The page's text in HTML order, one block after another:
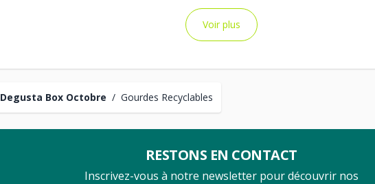
Degusta Box Octobre / Gourdes Recyclables
Voir plus
RESTONS EN CONTACT
Inscrivez-vous à notre newsletter pour découvrir nos